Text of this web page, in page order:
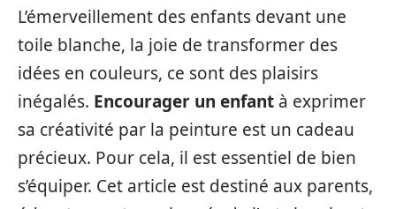
L’émerveillement des enfants devant une
toile blanche, la joie de transformer des
idées en couleurs, ce sont des plaisirs
inégalés. Encourager un enfant à exprimer
sa créativité par la peinture est un cadeau
précieux. Pour cela, il est essentiel de bien
s’équiper. Cet article est destiné aux parents,